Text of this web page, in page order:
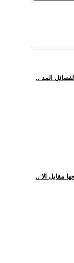
المد
مقابل الا